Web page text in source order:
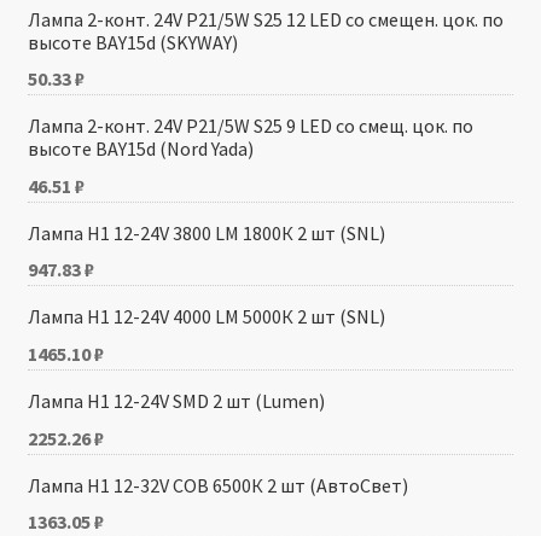
Лампа 2-конт. 24V P21/5W S25 12 LED со смещен. цок. по
высоте BAY15d (SKYWAY)
50.33₽
Лампа 2-конт. 24V P21/5W S25 9 LED со смещ. цок. по
высоте BAY15d (Nord Yada)
46.51 ₽
Лампа H1 12-24V 3800 LM 1800К 2 шт (SNL)
947.83₽
Лампа H1 12-24V 4000 LM 5000К 2 шт (SNL)
1465.10₽
Лампа H1 12-24V SMD 2 шт (Lumen)
2252.26₽
Лампа H1 12-32V COB 6500К 2 шт (АвтоСвет)
1363.05₽